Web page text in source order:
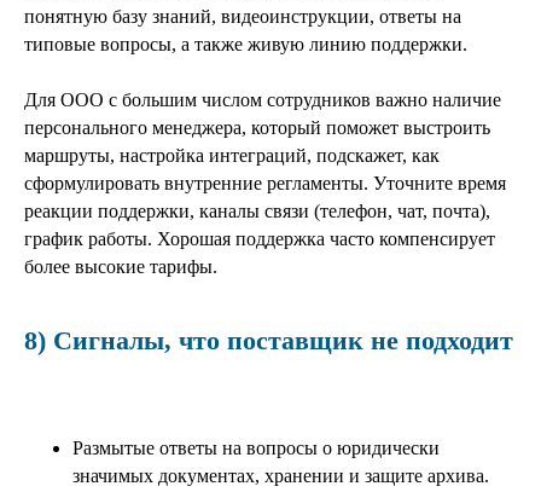
понятную базу знаний, видеоинструкции, ответы на
типовые вопросы, а также живую линию поддержки.
Для ООО с большим числом сотрудников важно наличие
персонального менеджера, который поможет выстроить
маршруты, настройка интеграций, подскажет, как
сформулировать внутренние регламенты. Уточните время
реакции поддержки, каналы связи (телефон, чат, почта),
график работы. Хорошая поддержка часто компенсирует
более высокие тарифы.
8) Сигналы, что поставщик не подходит
Размытые ответы на вопросы о юридически
значимых документах, хранении и защите архива.